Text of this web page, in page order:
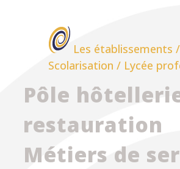
Les établissements /
Scolarisation / Lycée
Pôle
restauration
Métiers de